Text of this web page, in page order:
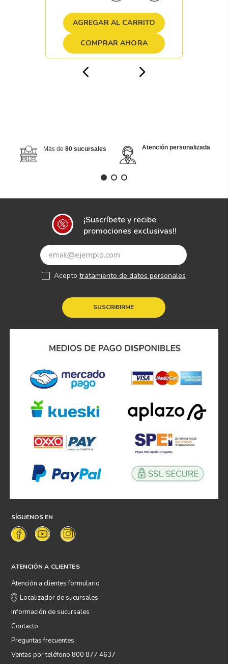
AGREGAR AL CARRITO
COMPRAR AHORA
Más de 80 sucursales Atención personalizada
¡Suscríbete y recibe
promociones exclusivas!!
SUSCRIBIRME
Acepto tratamiento de datos personales
SÍGUENOS EN
ATENCIÓN A CLIENTES
Atención a clientes formulario
Localizador de sucursales
Información de sucursales
Contacto
Preguntas frecuentes
Ventas por teléfono 800 877 4637